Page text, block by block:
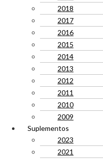
2018
2017
2016
2015
2014
2013
2012
2011
2010
2009
Suplementos
2023
2021